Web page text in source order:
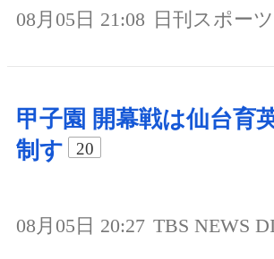
08月05日 21:08 日刊スポーツ
甲子園 開幕戦は仙台育
制す
20
08月05日 20:27 TBS NEWS